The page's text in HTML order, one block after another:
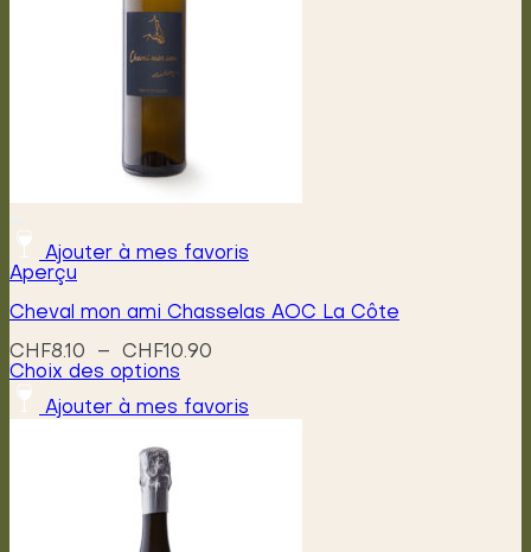
Ajouter à mes favoris
Aperçu
Cheval mon ami Chasselas AOC La Côte
CHF8.10 – CHF10.90
CHF8.10
Choix des options
Ce
produitAjouter à mes favoris